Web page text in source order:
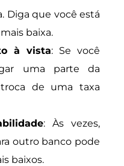
Diga que você está
baixa.
à vista: Se você
uma parte da
de uma taxa
: Às vezes,
outro banco pode
baixos.